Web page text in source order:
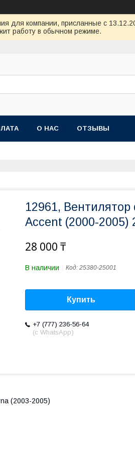
для компании, присланные с
работу в обычном режиме.
О НАС ОТЗЫВЫ
12961,
Accent (2000-2005)
28 000 ₸
В наличии Код: 25380-25001
Купить
+7 (777) 236-56-64
(с WhatsApp)
(2003-2005)